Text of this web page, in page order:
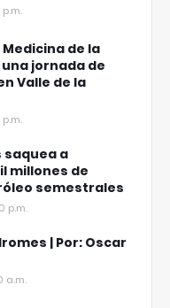
de la
una jornada de
Valle de la
saquea a
millones de
semestrales
p.m.
| Por: Oscar
a.m.